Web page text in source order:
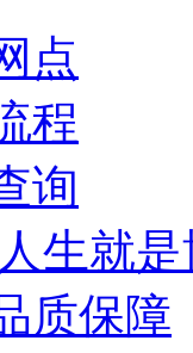
点
程
询
生就
质保障